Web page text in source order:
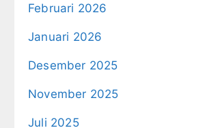
Februari 2026
Januari 2026
Desember 2025
November 2025
Juli 2025